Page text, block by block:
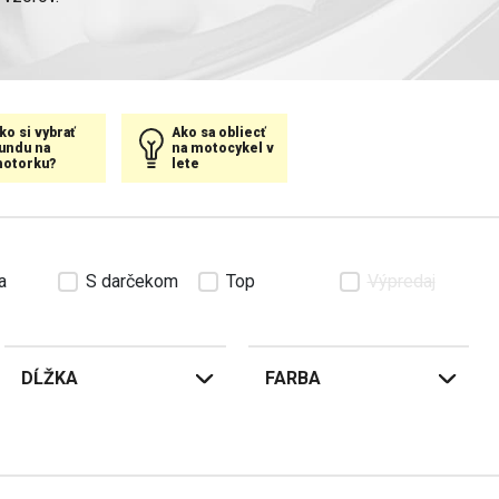
a odolnosť voči oderu, a sú
veľkostí a vzorov.
cenu.
si vybrať
na
Ako sa obliecť
na motocykel v
lete
S darčekom Top Výpredaj
DĹŽKA FARBA